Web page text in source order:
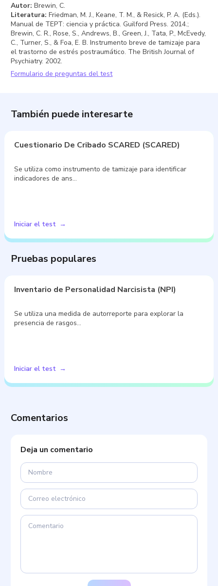
Autor: Brewin, C.
Literatura: Friedman, M. J., Keane, T. M., & Resick, P. A. (Eds.).
Manual de TEPT: ciencia y práctica. Guilford Press. 2014.;
Brewin, C. R., Rose, S., Andrews, B., Green, J., Tata, P., McEvedy,
C., Turner, S., & Foa, E. B. Instrumento breve de tamizaje para
el trastorno de estrés postraumático. The British Journal of
Psychiatry. 2002.
Formulario de preguntas del test
También puede interesarte
Cuestionario De Cribado SCARED (SCARED)
Se utiliza como instrumento de tamizaje para identificar
indicadores de ans…
Iniciar el test
Pruebas populares
Inventario de Personalidad Narcisista (NPI)
Se utiliza una medida de autorreporte para explorar la
presencia de rasgos…
Iniciar el test
Comentarios
Deja un comentario